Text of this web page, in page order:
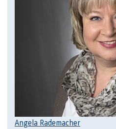
Angela Rademacher